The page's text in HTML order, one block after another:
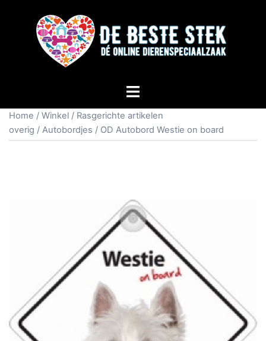
Home / Winkel / Rasgerichte artikelen
overig / Autobordjes / OD Autobord Westie on board